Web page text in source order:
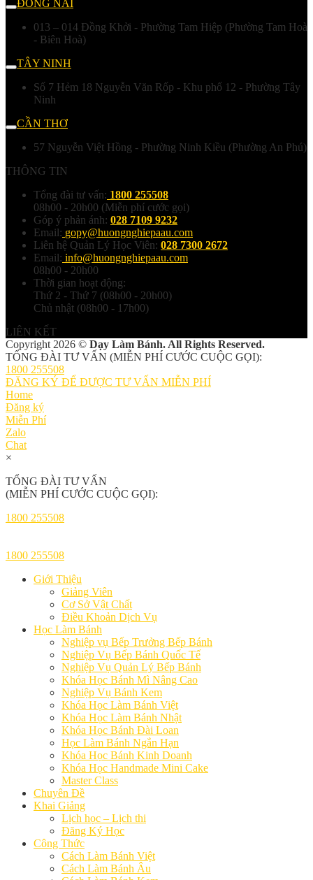
ĐỒNG NAI
013 – 014 Đồng Khởi - Phường Tam Hiệp (Phường Tam Hoà
- Biên Hoà)
TÂY NINH
Số 7 Hẻm 18 Nguyễn Văn Rốp - Khu phố 12 - Phường Tây
Ninh
CẦN THƠ
57 Nguyễn Việt Hồng - Phường Ninh Kiều (Phường An Phú)
THÔNG TIN
Tổng đài tư vấn: 1800 255508
08h00 - 20h00 (Miễn phí cước gọi)
Góp ý phản ánh: 028 7109 9232
Email: gopy@huongnghiepaau.com
Liên hệ Quản Lý Học Viên: 028 7300 2672
Email: info@huongnghiepaau.com
08h00 - 20h00
Thời gian hoạt động:
Thứ 2 - Thứ 7 (08h00 - 20h00)
Chủ nhật (08h00 - 17h00)
LIÊN KẾT
Copyright 2026 © Dạy Làm Bánh. All Rights Reserved.
TỔNG ĐÀI TƯ VẤN (MIỄN PHÍ CƯỚC CUỘC GỌI):
1800 255508
ĐĂNG KÝ ĐỂ ĐƯỢC TƯ VẤN MIỄN PHÍ
Home
Đăng ký
Miễn Phí
Zalo
Chat
×
TỔNG ĐÀI TƯ VẤN
(MIỄN PHÍ CƯỚC CUỘC GỌI):
1800 255508
1800 255508
Giới Thiệu
Giảng Viên
Cơ Sở Vật Chất
Điều Khoản Dịch Vụ
Học Làm Bánh
Nghiệp vụ Bếp Trưởng Bếp Bánh
Nghiệp Vụ Bếp Bánh Quốc Tế
Nghiệp Vụ Quản Lý Bếp Bánh
Khóa Học Bánh Mì Nâng Cao
Nghiệp Vụ Bánh Kem
Khóa Học Làm Bánh Việt
Khóa Học Làm Bánh Nhật
Khóa Học Bánh Đài Loan
Học Làm Bánh Ngắn Hạn
Khóa Học Bánh Kinh Doanh
Khóa Học Handmade Mini Cake
Master Class
Chuyên Đề
Khai Giảng
Lịch học – Lịch thi
Đăng Ký Học
Công Thức
Cách Làm Bánh Việt
Cách Làm Bánh Âu